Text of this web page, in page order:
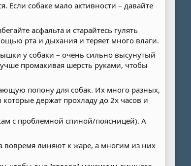
Если собаке мало активности – давайте
асфальта и старайтесь гулять
рта и дыхания и теряет много влаги.
у собаки – очень сильно высунутый
промакивая шерсть руками, чтобы
попону для собак. Их много разных,
держат прохладу до 2х часов и
с проблемной спиной/поясницей). А
вовремя линяют к жаре, а многим из них